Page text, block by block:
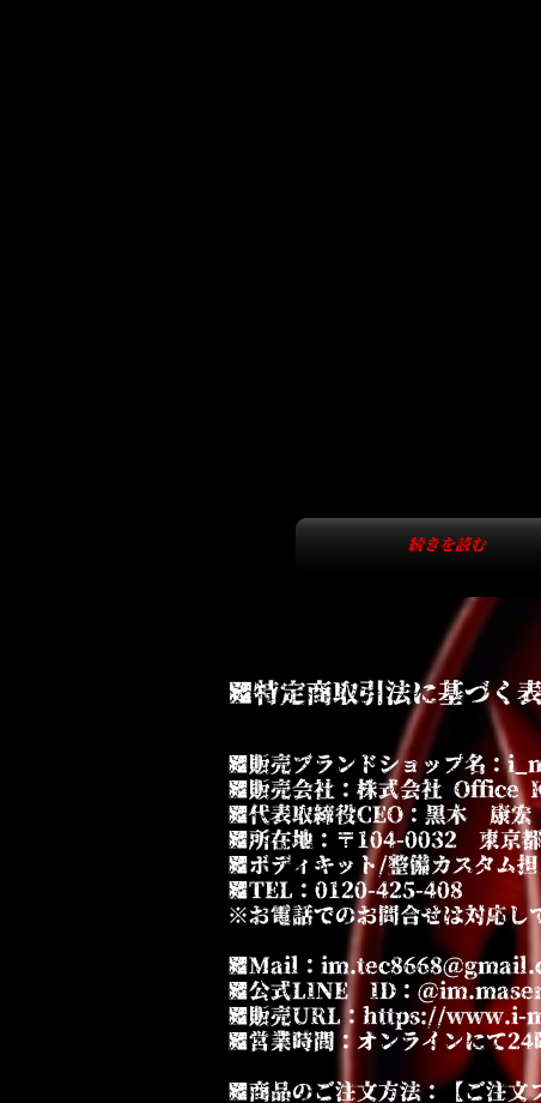
続きを読む
■特定商取引法に基づく
■販売ブランドショップ名：
■販売会社：株式会社 Office
■代表取締役CEO：黒木 康宏
■所在地：〒104-0032 東京
■ボディキット/整備カスタム
■TEL：0120-425-408
※お電話でのお問合せは対応し
■Mail：
■公式LINE ID：
■販売URL：https://www.i-
■営業時間：オンラインにて24
■商品のご注文方法：【ご注文